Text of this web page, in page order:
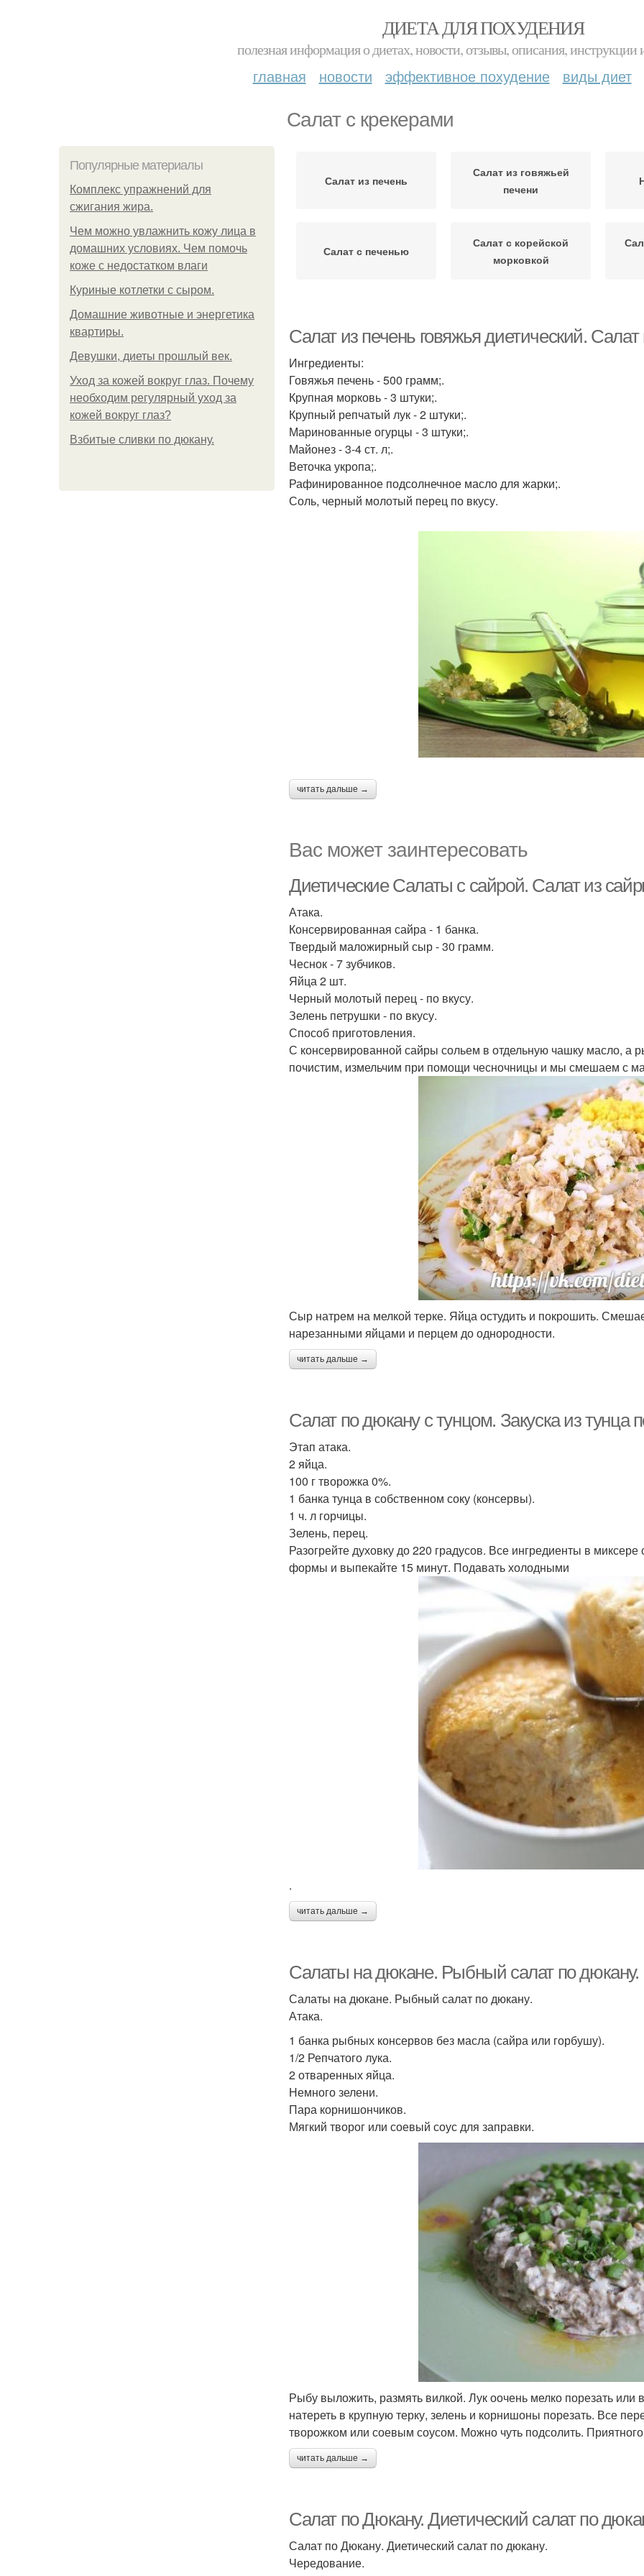
ДИЕТА ДЛЯ ПОХУДЕНИЯ
полезная информация о диетах, новости, отзывы, описания, инструкции
главная новости эффективное похудение виды диет
Салат с крекерами
Популярные материалы
Комплекс упражнений для
сжигания жира.
Чем можно увлажнить кожу лица в
домашних условиях. Чем помочь
коже с недостатком влаги
Куриные котлетки с сыром.
Домашние животные и энергетика
квартиры.
Девушки, диеты прошлый век.
Уход за кожей вокруг глаз. Почему
необходим регулярный уход за
кожей вокруг глаз?
Взбитые сливки по дюкану.
Салат из печень
Салат из говяжьей
печени
Салат с печенью
Салат с корейской
морковкой
печенью
Салат со свиной
печенью
Крекер с консервой
сайрой
Салат из печень говяжья диетический.
Ингредиенты:
Говяжья печень - 500 грамм;.
Крупная морковь - 3 штуки;.
Крупный репчатый лук - 2 штуки;.
Маринованные огурцы - 3 штуки;.
Майонез - 3-4 ст. л;.
Веточка укропа;.
Рафинированное подсолнечное масло для жарки;.
Соль, черный молотый перец по вкусу.
читать дальше →
Вас может заинтересовать
Диетические Салаты с сайрой. Салат из
Атака.
Консервированная сайра - 1 банка.
Твердый маложирный сыр - 30 грамм.
Чеснок - 7 зубчиков.
Яйца 2 шт.
Черный молотый перец - по вкусу.
Зелень петрушки - по вкусу.
Способ приготовления.
С консервированной сайры сольем в отдельную чашку масло, а
почистим, измельчим при помощи чесночницы и мы смешаем с
Сыр натрем на мелкой терке. Яйца остудить и покрошить.
нарезанными яйцами и перцем до однородности.
читать дальше →
Салат по дюкану с тунцом. Закуска из тунца
Этап атака.
2 яйца.
100 г творожка 0%.
1 банка тунца в собственном соку (консервы).
1 ч. л горчицы.
Зелень, перец.
Разогрейте духовку до 220 градусов. Все ингредиенты в
формы и выпекайте 15 минут. Подавать холодными
.
читать дальше →
Салаты на дюкане. Рыбный салат по дюкану.
Салаты на дюкане. Рыбный салат по дюкану.
Атака.
1 банка рыбных консервов без масла (сайра или горбушу).
1/2 Репчатого лука.
2 отваренных яйца.
Немного зелени.
Пара корнишончиков.
Мягкий творог или соевый соус для заправки.
Рыбу выложить, размять вилкой. Лук оочень мелко порезать или
натереть в крупную терку, зелень и корнишоны порезать. Все
творожком или соевым соусом. Можно чуть подсолить.
читать дальше →
Салат по Дюкану. Диетический салат по
Салат по Дюкану. Диетический салат по дюкану.
Чередование.